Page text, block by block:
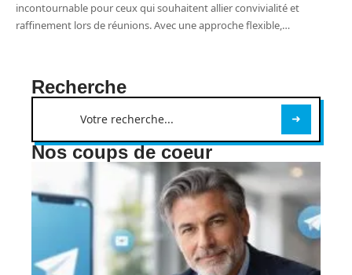
incontournable pour ceux qui souhaitent allier convivialité et
raffinement lors de réunions. Avec une approche flexible,…
Recherche
Nos coups de coeur